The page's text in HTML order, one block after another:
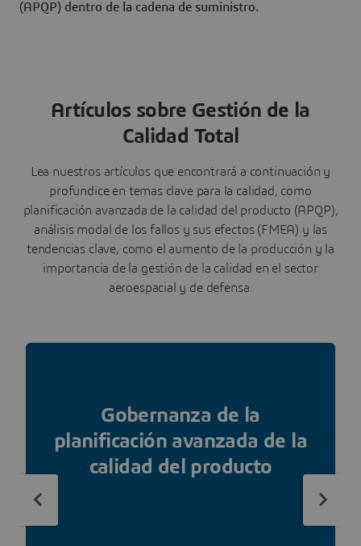
(APQP) dentro de la cadena de suministro.
Artículos sobre Gestión de la
Calidad Total
Lea nuestros artículos que encontrará a continuación y
profundice en temas clave para la calidad, como
planificación avanzada de la calidad del producto (APQP),
análisis modal de los fallos y sus efectos (FMEA) y las
tendencias clave, como el aumento de la producción y la
importancia de la gestión de la calidad en el sector
aeroespacial y de defensa.
Gobernanza de la
planificación avanzada de la
calidad del producto